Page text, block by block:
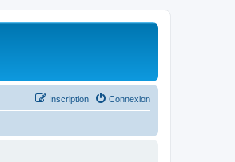
Connexion
Inscription